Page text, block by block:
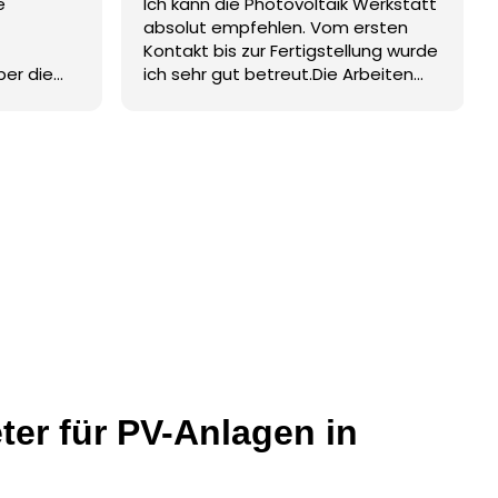
PV
die
absolut empfehlen. Vom ersten
Kontakt bis zur Fertigstellung wurde
ich sehr gut betreut.Die Arbeiten
für PV-Anlagen in